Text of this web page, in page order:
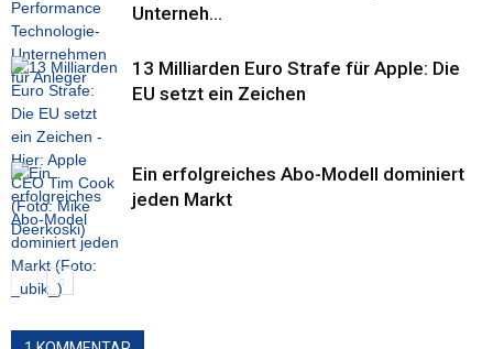
Unterneh...
13 Milliarden Euro Strafe für Apple: Die
EU setzt ein Zeichen
Ein erfolgreiches Abo-Modell dominiert
jeden Markt